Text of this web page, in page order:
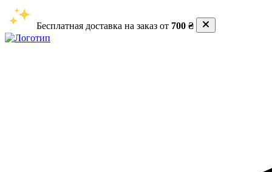
Бесплатная доставка на заказ от 700 ₴